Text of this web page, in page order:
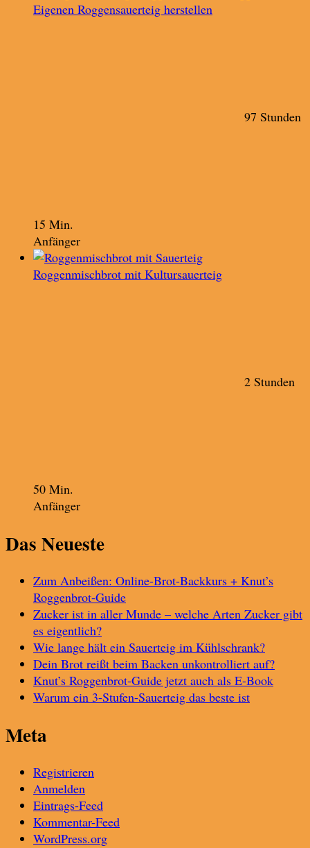
Eigenen Roggensauerteig herstellen
97 Stunden
15 Min.
Anfänger
Roggenmischbrot mit Kultursauerteig
2 Stunden
50 Min.
Anfänger
Das Neueste
Zum Anbeißen: Online-Brot-Backkurs + Knut’s
Roggenbrot-Guide
Zucker ist in aller Munde – welche Arten Zucker gibt
es eigentlich?
Wie lange hält ein Sauerteig im Kühlschrank?
Dein Brot reißt beim Backen unkontrolliert auf?
Knut’s Roggenbrot-Guide jetzt auch als E-Book
Warum ein 3-Stufen-Sauerteig das beste ist
Meta
Registrieren
Anmelden
Eintrags-Feed
Kommentar-Feed
WordPress.org